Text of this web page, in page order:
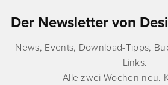
Der Newsletter von
News, Events, Download-Tipps,
Links.
Alle zwei Wochen neu.